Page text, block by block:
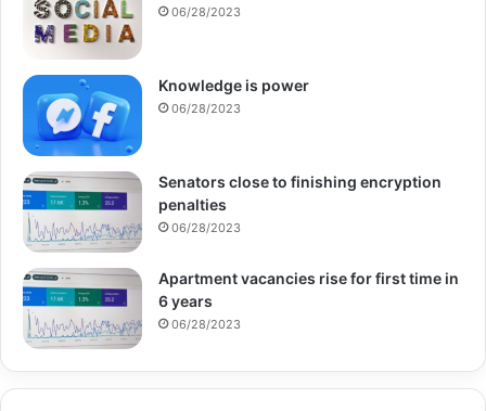
06/28/2023
Knowledge is power
06/28/2023
Senators close to finishing encryption
penalties
06/28/2023
Apartment vacancies rise for first time in
6 years
06/28/2023